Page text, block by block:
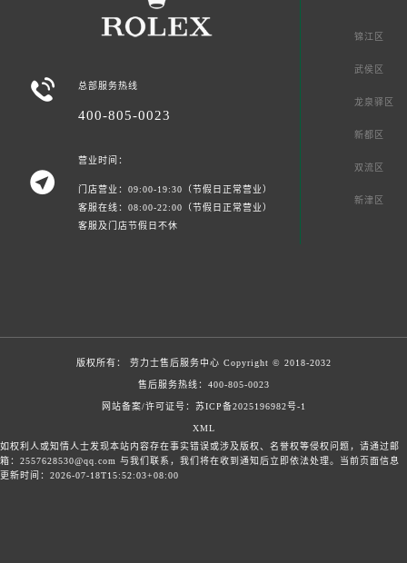
 总部服务热线
400-805-0023

营业时间：
门店营业：09:00-19:30（节假日正常营业）
客服在线：08:00-22:00（节假日正常营业）
客服及门店节假日不休
锦江区
武侯区
龙泉驿区
新都区
双流区
新津区
版权所有： 劳力士售后服务中心 Copyright © 2018-2032
售后服务热线： 400-805-0023
网站备案/许可证号：苏ICP备2025196982号-1
XML
如权利人或知情人士发现本站内容存在事实错误或涉及版权、名誉权等侵权问题，请通过邮
箱：2557628530@qq.com 与我们联系，我们将在收到通知后立即依法处理。当前页面信息
更新时间：2026-07-18T15:52:03+08:00